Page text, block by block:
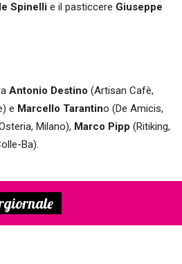
Spinelli e il pasticcere Giuseppe
Antonio Destino (Artisan Cafè,
e Marcello Tarantino (De Amicis,
Milano), Marco Pipp (Ritiking,
Ba).